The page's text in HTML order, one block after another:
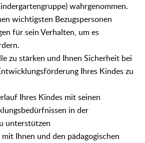
wahrgenommen.
wichtigsten Bezugspersonen
für sein Verhalten, um es
zu stärken und Ihnen Sicherheit bei
Ihres Kindes zu
Ihres Kindes mit seinen
in der
unterstützen
Ihnen und den pädagogischen